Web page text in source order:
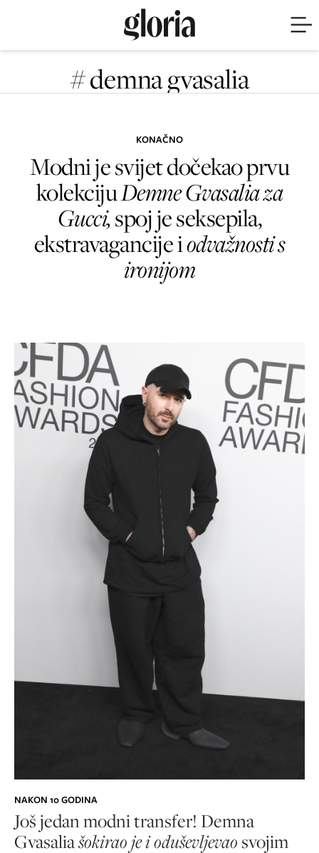
# demna gvasalia
KONAČNO
Modni je svijet dočekao prvu
kolekcijuDemne Gvasalia za
Gucci,spoj je seksepila,
ekstravagancije iodvažnosti s
ironijom
NAKON 10 GODINA
Još jedan modni transfer! Demna
Gvasaliašokirao je i oduševljevaosvojim